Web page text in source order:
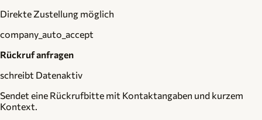
Direkte Zustellung möglich
company_auto_accept
Rückruf anfragen
schreibt Datenaktiv
Sendet eine Rückrufbitte mit Kontaktangaben und kurzem
Kontext.